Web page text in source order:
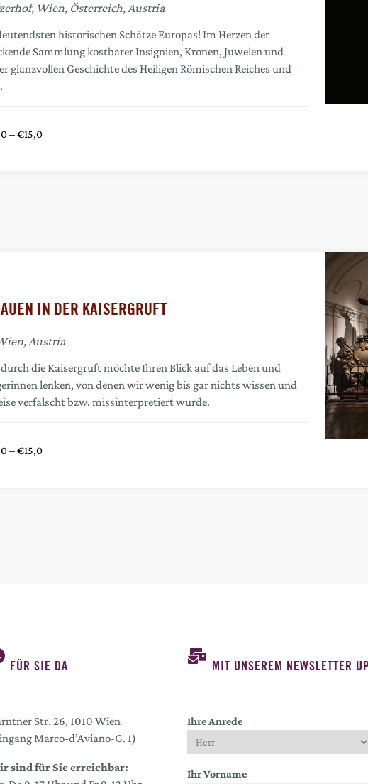
Wien, Österreich, Austria
historischen Schätze Europas! Im Herzen der
Sammlung kostbarer Insignien, Kronen, Juwelen und
glanzvollen Geschichte des Heiligen Römischen Reiches und
– €15,0
IN DER KAISERGRUFT
Austria
die Kaisergruft möchte Ihren Blick auf das Leben und
lenken, von denen wir wenig bis gar nichts wissen und
verfälscht bzw. missinterpretiert wurde.
– €15,0
FÜR SIE DA
Str. 26, 1010 Wien
Marco-d’Aviano-G. 1)
sind für Sie erreichbar:
MIT UNSEREM NEWSLETTER
Ihre Anrede
Ihr Vorname